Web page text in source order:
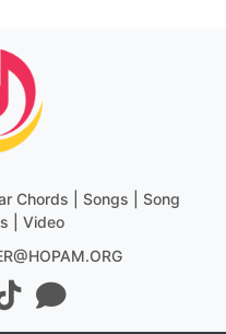
Chords | Songs | Song
| Video